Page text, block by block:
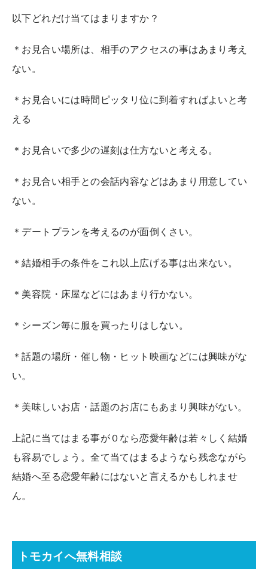
以下どれだけ当てはまりますか？
＊お見合い場所は、相手のアクセスの事はあまり考え
ない。
＊お見合いには時間ピッタリ位に到着すればよいと考
える
＊お見合いで多少の遅刻は仕方ないと考える。
＊お見合い相手との会話内容などはあまり用意してい
ない。
＊デートプランを考えるのが面倒くさい。
＊結婚相手の条件をこれ以上広げる事は出来ない。
＊美容院・床屋などにはあまり行かない。
＊シーズン毎に服を買ったりはしない。
＊話題の場所・催し物・ヒット映画などには興味がな
い。
＊美味しいお店・話題のお店にもあまり興味がない。
上記に当てはまる事が０なら恋愛年齢は若々しく結婚
も容易でしょう。全て当てはまるようなら残念ながら
結婚へ至る恋愛年齢にはないと言えるかもしれませ
ん。
トモカイへ無料相談